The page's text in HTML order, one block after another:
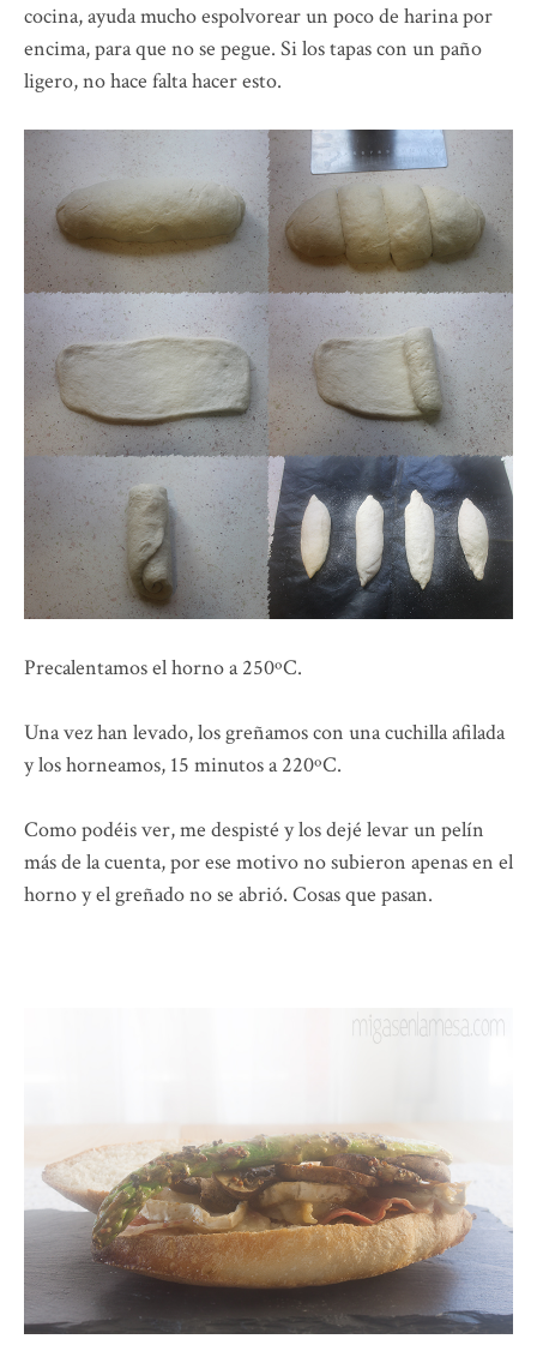
cocina, ayuda mucho espolvorear un poco de harina por
encima, para que no se pegue. Si los tapas con un paño
ligero, no hace falta hacer esto.
Precalentamos el horno a 250ºC.
Una vez han levado, los greñamos con una cuchilla afilada
y los horneamos, 15 minutos a 220ºC.
Como podéis ver, me despisté y los dejé levar un pelín
más de la cuenta, por ese motivo no subieron apenas en el
horno y el greñado no se abrió. Cosas que pasan.